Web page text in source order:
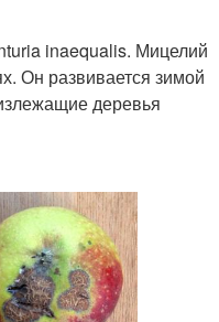
inaequalis. Мицелий
Он развивается зимой
деревья